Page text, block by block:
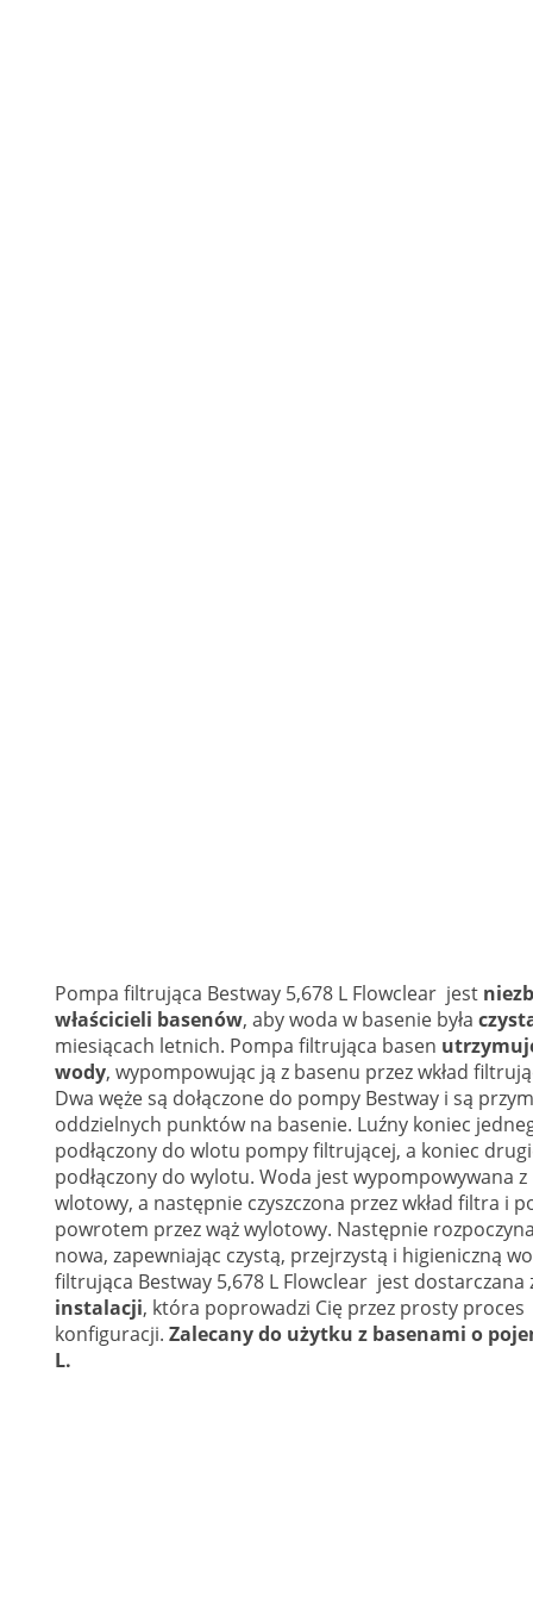
Pompa filtrująca Bestway 5,678 L Flowclear jest
właścicieli basenów, aby woda w basenie była
miesiącach letnich. Pompa filtrująca basen
wody, wypompowując ją z basenu przez wkład
Dwa węże są dołączone do pompy Bestway i są
oddzielnych punktów na basenie. Luźny koniec
podłączony do wlotu pompy filtrującej, a koniec
podłączony do wylotu. Woda jest wypompowywana
wlotowy, a następnie czyszczona przez wkład filtra i
powrotem przez wąż wylotowy. Następnie
nowa, zapewniając czystą, przejrzystą i higieniczną
filtrująca Bestway 5,678 L Flowclear jest dostarczana
instalacji, która poprowadzi Cię przez prosty proces
konfiguracji. Zalecany do użytku z basenami o
L.